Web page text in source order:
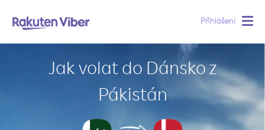
Přihlášení
Jak volat do Dánsko z
Pákistán